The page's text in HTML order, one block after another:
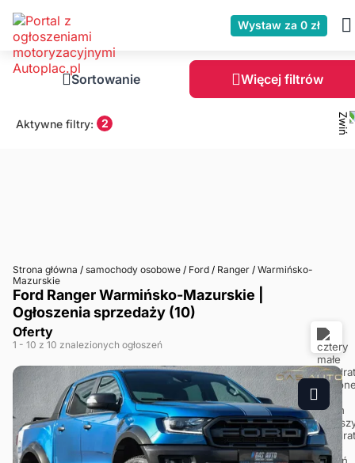
Wystaw za 0 zł
Sortowanie Więcej filtrów
Aktywne filtry: 2
Strona główna / samochody osobowe / Ford / Ranger / Warmińsko-
Mazurskie
Ford Ranger Warmińsko-Mazurskie |
Ogłoszenia sprzedaży (10)
Oferty
1 - 10 z 10 znalezionych ogłoszeń